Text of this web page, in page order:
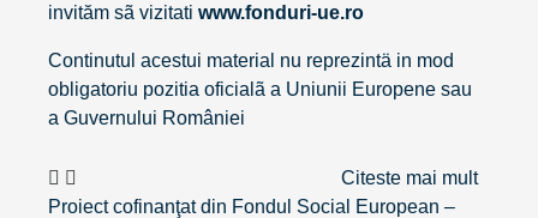
invităm sã vizitati www.fonduri-ue.ro
Continutul acestui material nu reprezintä in mod
obligatoriu pozitia oficialã a Uniunii Europene sau
a Guvernului României
Citeste mai mult
Proiect cofinanţat din Fondul Social European –